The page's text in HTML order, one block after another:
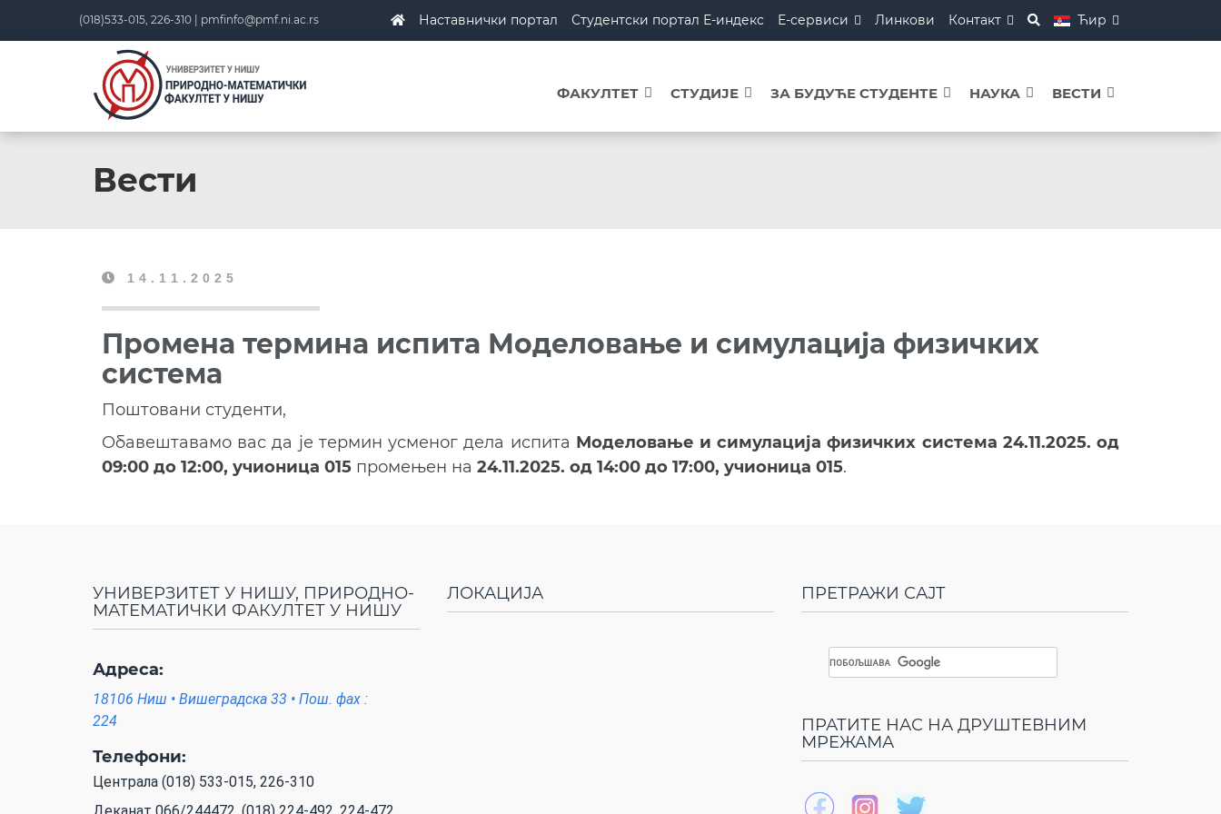
(018)533-015, 226-310 | pmfinfo@pmf.ni.ac.rs Наставнички портал Студентски портал Е-индекс Е-сервиси Линкови Контакт Ћир
ФАКУЛТЕТ СТУДИЈЕ ЗА БУДУЋЕ СТУДЕНТЕ НАУКА ВЕСТИ
Вести
14.11.2025
Промена термина испита Моделовање и симулација физичких
система
Поштовани студенти,
Oбавештавамо вас да је термин усменог дела испита Моделовање и симулација физичких система 24.11.2025. од
09:00 до 12:00, учионица 015 промењен на 24.11.2025. од 14:00 до 17:00, учионица 015.
УНИВЕРЗИТЕТ У НИШУ, ПРИРОДНО-
МАТЕМАТИЧКИ ФАКУЛТЕТ У НИШУ
Адреса:
18106 Ниш • Вишеградска 33 • Пош. фах :
224
Телефони:
Централа (018) 533-015, 226-310
ЛОКАЦИЈА ПРЕТРАЖИ САЈТ
ПРАТИТЕ НАС НА ДРУШТЕВНИМ
МРЕЖАМА